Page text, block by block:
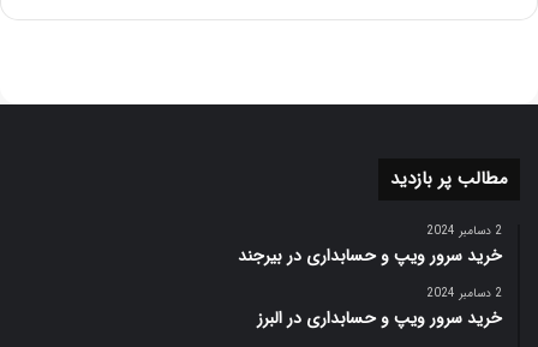
ارائه داشبوردهای تصویری و گزارشات برای کمک به تحلیل
مزایا و معایب OSSIM
متن‌باز و رایگان
عدم نیاز به پرداخت هزینه‌های نرم‌افزاری و دسترسی به کد
منبع برای توسعه‌دهندگان.
قابلیت سفارشی‌سازی:
امکان تغییر و بهبود نرم‌افزار بر اساس نیازهای خاص هر
مطالب پر بازدید
2 دسامبر 2024
خرید سرور ویپ و حسابداری در بیرجند
2 دسامبر 2024
خرید سرور ویپ و حسابداری در البرز